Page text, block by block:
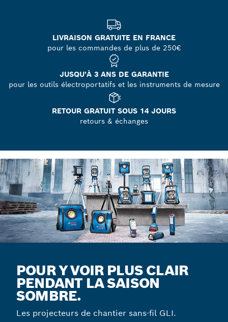
LIVRAISON GRATUITE EN FRANCE
pour les commandes de plus de 250€
JUSQU'À 3 ANS DE GARANTIE
pour les outils électroportatifs et les instruments de mesure
RETOUR GRATUIT SOUS 14 JOURS
retours & échanges
POUR Y VOIR PLUS CLAIR
PENDANT LA SAISON
SOMBRE.
Les projecteurs de chantier sans-fil GLI.